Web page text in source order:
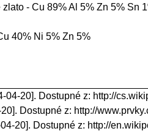
zlato - Cu 89% Al 5% Zn 5% Sn
40% Ni 5% Zn 5%
04-20]. Dostupné z: http://
Dostupné z: http://
20]. Dostupné z: http://